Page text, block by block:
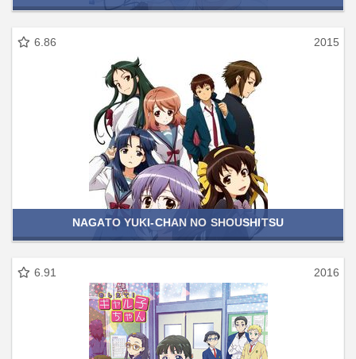
6.86 2015
NAGATO YUKI-CHAN NO SHOUSHITSU
6.91 2016